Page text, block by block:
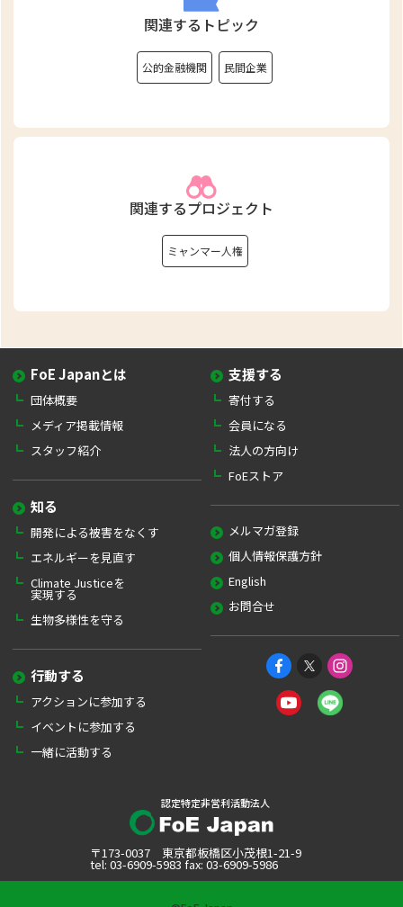
関連するトピック
公的金融機関 民間企業
関連するプロジェクト
ミャンマー人権
FoE Japanとは
団体概要
メディア掲載情報
スタッフ紹介
知る
開発による被害をなくす
エネルギーを見直す
Climate Justiceを
実現する
生物多様性を守る
行動する
アクションに参加する
イベントに参加する
一緒に活動する
支援する
寄付する
会員になる
法人の方向け
FoEストア
メルマガ登録
個人情報保護方針
English
お問合せ
認定特定非営利活動法人
〒173-0037 東京都板橋区小茂根1-21-9
tel: 03-6909-5983 fax: 03-6909-5986